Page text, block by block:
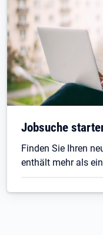
Jobsuche
Finden Sie Ihren
enthält mehr als